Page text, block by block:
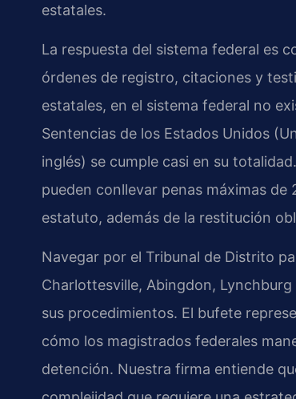
estatales.
La respuesta del sistema federal es
órdenes de registro, citaciones y
estatales, en el sistema federal no
Sentencias de los Estados Unidos
inglés) se cumple casi en su
pueden conllevar penas máximas
estatuto, además de la restitución
Navegar por el Tribunal de Distrito
Charlottesville, Abingdon,
sus procedimientos. El bufete
cómo los magistrados federales
detención. Nuestra firma entiende